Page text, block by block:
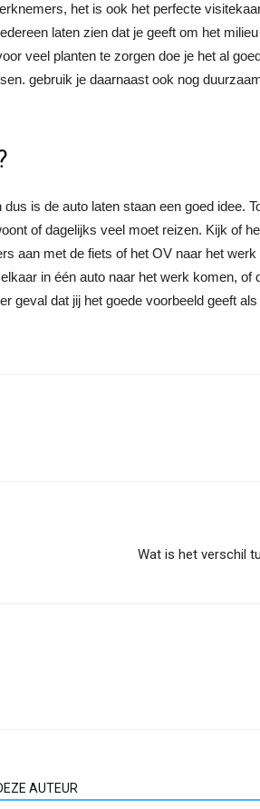
het is ook het perfecte
laten zien dat je geeft om het
veel planten te zorgen doe je het al
gebruik je daarnaast ook nog
is de auto laten staan een goed idee.
of dagelijks veel moet reizen. Kijk of
aan met de fiets of het OV naar het
in één auto naar het werk komen, of
geval dat jij het goede voorbeeld geeft
Wat is het verschil
AUTEUR